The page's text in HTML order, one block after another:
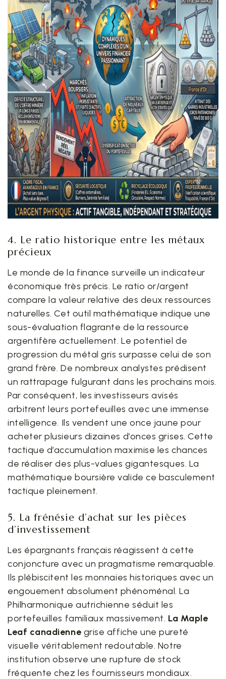
4. Le ratio historique entre les métaux
précieux
Le monde de la finance surveille un indicateur
économique très précis. Le ratio or/argent
compare la valeur relative des deux ressources
naturelles. Cet outil mathématique indique une
sous-évaluation flagrante de la ressource
argentifère actuellement. Le potentiel de
progression du métal gris surpasse celui de son
grand frère. De nombreux analystes prédisent
un rattrapage fulgurant dans les prochains mois.
Par conséquent, les investisseurs avisés
arbitrent leurs portefeuilles avec une immense
intelligence. Ils vendent une once jaune pour
acheter plusieurs dizaines d’onces grises. Cette
tactique d’accumulation maximise les chances
de réaliser des plus-values gigantesques. La
mathématique boursière valide ce basculement
tactique pleinement.
5. La frénésie d’achat sur les pièces
d’investissement
Les épargnants français réagissent à cette
conjoncture avec un pragmatisme remarquable.
Ils plébiscitent les monnaies historiques avec un
engouement absolument phénoménal. La
Philharmonique autrichienne séduit les
portefeuilles familiaux massivement. La Maple
Leaf canadienne grise affiche une pureté
visuelle véritablement redoutable. Notre
institution observe une rupture de stock
fréquente chez les fournisseurs mondiaux.